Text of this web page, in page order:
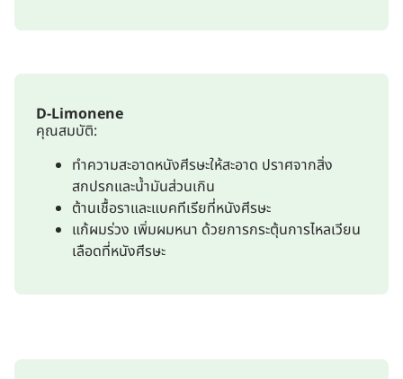
D-Limonene
คุณสมบัติ:
ทำความสะอาดหนังศีรษะให้สะอาด ปราศจากสิ่ง
สกปรกและน้ำมันส่วนเกิน
ต้านเชื้อราและแบคทีเรียที่หนังศีรษะ
แก้ผมร่วง เพิ่มผมหนา ด้วยการกระตุ้นการไหลเวียน
เลือดที่หนังศีรษะ